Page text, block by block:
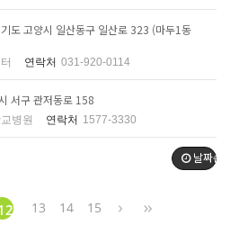
도 고양시 일산동구 일산로 323 (마두1동
연락처 031-920-0114
서구 관저동로 158
병원 연락처 1577-3330
날짜순
13 14 15